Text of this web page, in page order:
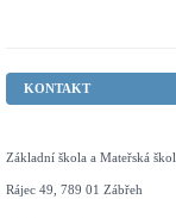
KONTAKT
Základní škola a Mateřská
Rájec 49, 789 01 Zábřeh